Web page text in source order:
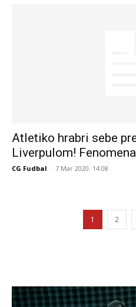
Atletiko hrabri sebe
Liverpulom!
CG Fudbal - 7 Mar 2020. 14:08
1 2